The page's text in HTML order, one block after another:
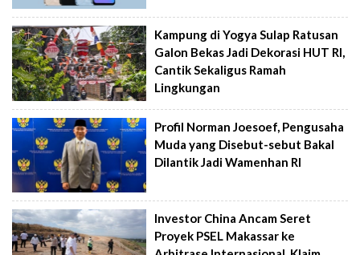
Kampung di Yogya Sulap Ratusan
Galon Bekas Jadi Dekorasi HUT RI,
Cantik Sekaligus Ramah
Lingkungan
Profil Norman Joesoef, Pengusaha
Muda yang Disebut-sebut Bakal
Dilantik Jadi Wamenhan RI
Investor China Ancam Seret
Proyek PSEL Makassar ke